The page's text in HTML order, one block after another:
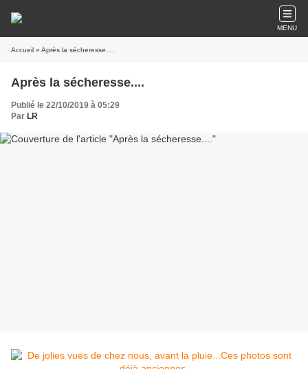
MENU
Accueil » Après la sécheresse....
Après la sécheresse....
Publié le 22/10/2019 à 05:29
Par LR